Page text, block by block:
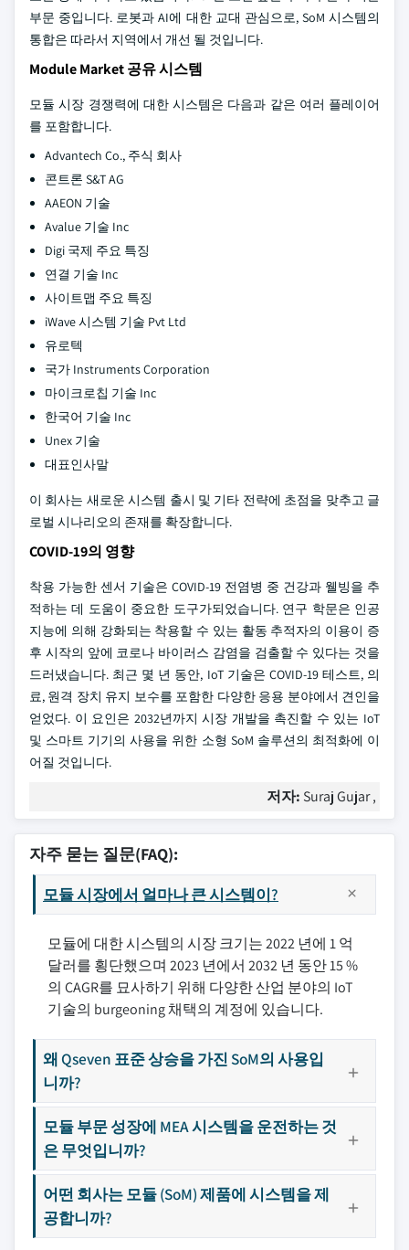
부문 중입니다. 로봇과 AI에 대한 교대 관심으로, SoM 시스템의
통합은 따라서 지역에서 개선 될 것입니다.
Module Market 공유 시스템
모듈 시장 경쟁력에 대한 시스템은 다음과 같은 여러 플레이어
를 포함합니다.
Advantech Co., 주식 회사
콘트론 S&T AG
AAEON 기술
Avalue 기술 Inc
Digi 국제 주요 특징
연결 기술 Inc
사이트맵 주요 특징
iWave 시스템 기술 Pvt Ltd
유로텍
국가 Instruments Corporation
마이크로칩 기술 Inc
한국어 기술 Inc
Unex 기술
대표인사말
이 회사는 새로운 시스템 출시 및 기타 전략에 초점을 맞추고 글
로벌 시나리오의 존재를 확장합니다.
COVID-19의 영향
착용 가능한 센서 기술은 COVID-19 전염병 중 건강과 웰빙을 추
적하는 데 도움이 중요한 도구가되었습니다. 연구 학문은 인공
지능에 의해 강화되는 착용할 수 있는 활동 추적자의 이용이 증
후 시작의 앞에 코로나 바이러스 감염을 검출할 수 있다는 것을
드러냈습니다. 최근 몇 년 동안, IoT 기술은 COVID-19 테스트, 의
료, 원격 장치 유지 보수를 포함한 다양한 응용 분야에서 견인을
얻었다. 이 요인은 2032년까지 시장 개발을 촉진할 수 있는 IoT
및 스마트 기기의 사용을 위한 소형 SoM 솔루션의 최적화에 이
어질 것입니다.
저자: Suraj Gujar ,
자주 묻는 질문(FAQ):
모듈 시장에서 얼마나 큰 시스템이?
모듈에 대한 시스템의 시장 크기는 2022 년에 1 억
달러를 횡단했으며 2023 년에서 2032 년 동안 15 %
의 CAGR를 묘사하기 위해 다양한 산업 분야의 IoT
기술의 burgeoning 채택의 계정에 있습니다.
왜 Qseven 표준 상승을 가진 SoM의 사용입
니까?
모듈 부문 성장에 MEA 시스템을 운전하는 것
은 무엇입니까?
어떤 회사는 모듈 (SoM) 제품에 시스템을 제
공합니까?